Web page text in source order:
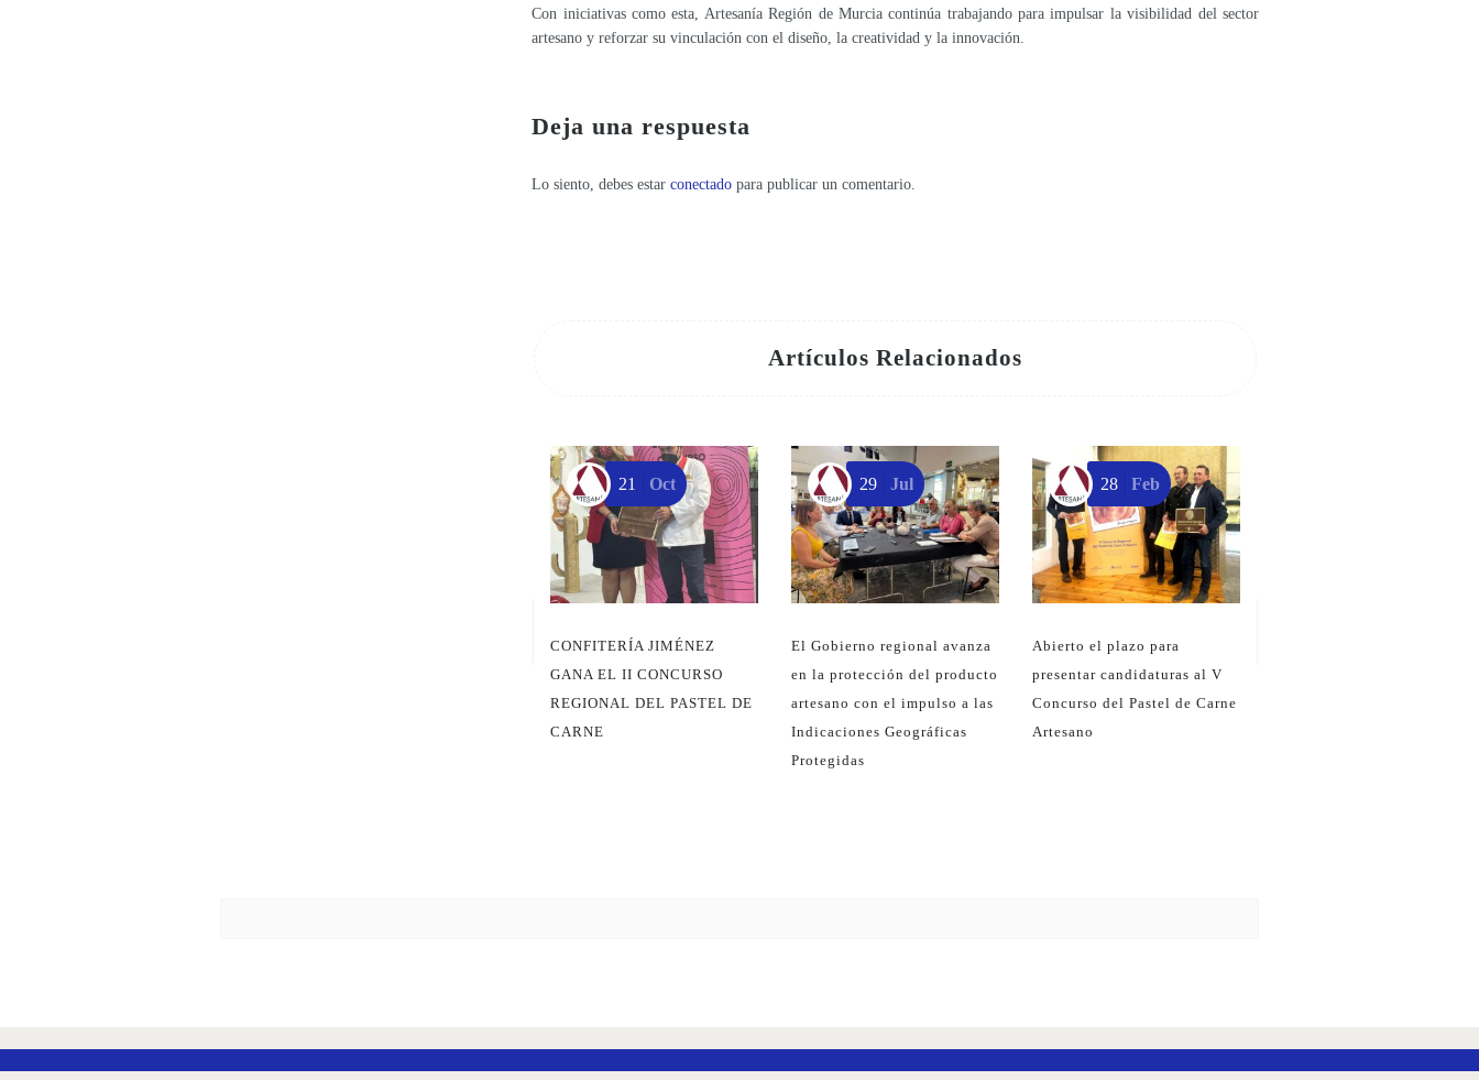
Con iniciativas como esta, Artesanía Región de Murcia continúa trabajando para impulsar la visibilidad del sector
artesano y reforzar su vinculación con el diseño, la creatividad y la innovación.
Deja una respuesta
Lo siento, debes estarconectado para publicar un comentario.
Artículos Relacionados
CONFITERÍA JIMÉNEZ
GANA EL II CONCURSO
REGIONAL DEL PASTEL DE
CARNE
21 Oct
El Gobierno regional avanza
en la protección del producto
artesano con el impulso a las
Indicaciones Geográficas
Protegidas
29 Jul
Abierto el plazo para
presentar candidaturas al V
Concurso del Pastel de Carne
Artesano
28 Feb